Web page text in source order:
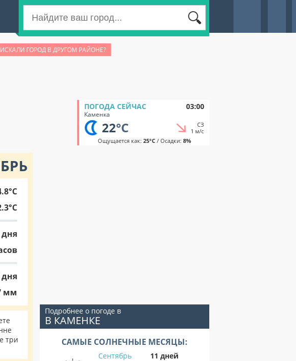
ИСКАЛИ ГОРОД В ДРУГОМ РАЙОНЕ?
ПОГОДА СЕЙЧАС 03:00
Каменка
22°C
СЗ
1 м/с
Ощущается как: 25°C/ Осадки: 8%
дня
дня
мм
три
Подробнее о погоде в
В КАМЕНКЕ
САМЫЕ СОЛНЕЧНЫЕ МЕСЯЦЫ:
Сентябрь
11 дней